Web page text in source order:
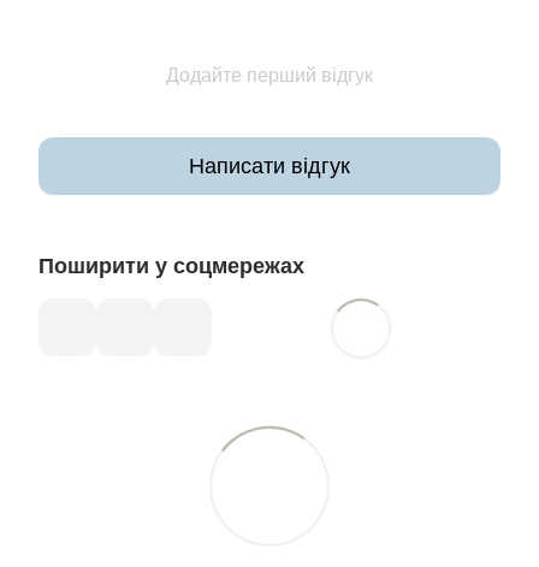
Додайте перший відгук
Написати відгук
Поширити у соцмережах